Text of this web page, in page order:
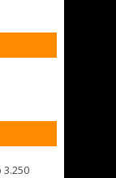
3.250